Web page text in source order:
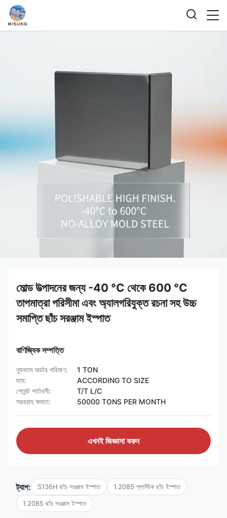
মোল্ড উত্পাদনের জন্য -40 °C থেকে 600 °C
তাপমাত্রা পরিসীমা এবং অ্যালগরিযুক্ত রচনা সহ উচ্চ
সমাপ্তি ছাঁচ সরঞ্জাম ইস্পাত
বাণিজ্যিক সম্পত্তি
ন্যূনতম অর্ডার পরিমাণ:
1 TON
দাম:
ACCORDING TO SIZE
পেমেন্ট শর্তাবলী:
T/T L/C
সরবরাহ ক্ষমতা:
50000 TONS PER MONTH
এখনই জিজ্ঞাসা করুন
ট্যাগ: S136H ছাঁচ সরঞ্জাম ইস্পাত 1.2085 প্লাস্টিক ছাঁচ ইস্পাত
1.2085 ছাঁচ সরঞ্জাম ইস্পাত